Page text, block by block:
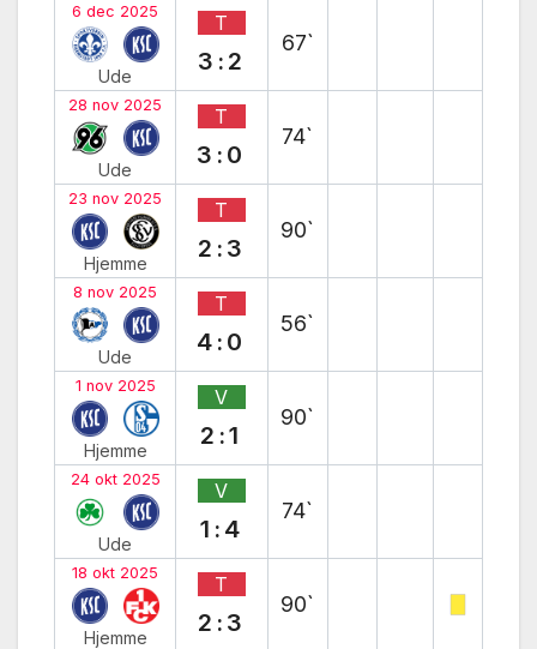
6 dec 2025
Ude
T
3:2
67`
28 nov 2025
Ude
T
3:0
74`
23 nov 2025
Hjemme
T
2:3
90`
8 nov 2025
Ude
T
4:0
56`
1 nov 2025
Hjemme
V
2:1
90`
24 okt 2025
Ude
V
1:4
74`
18 okt 2025
Hjemme
T
2:3
90`